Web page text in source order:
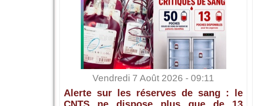
Vendredi 7 Août 2026 - 09:11
Alerte sur les réserves de sang : le